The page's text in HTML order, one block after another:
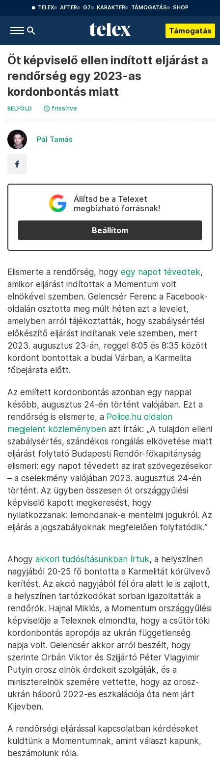
TELEX AFTER G7 KARAKTER TÁMOGATÁS SHOP
Támogatás
Öt képviselő ellen indított eljárást a
rendőrség egy 2023-as
kordonbontás miatt
BELFÖLD frissítve
Pál Tamás
Állítsd be a Telexet
megbízható forrásnak!
Beállítom
Elismerte a rendőrség, hogy egy napot tévedtek,
amikor eljárást indítottak a Momentum volt
elnökével szemben. Gelencsér Ferenc a Facebook-
oldalán osztotta meg múlt héten azt a levelet,
amelyben arról tájékoztatták, hogy szabálysértési
előkészítő eljárást indítanak vele szemben, mert
2023. augusztus 23-án, reggel 8:05 és 8:35 között
kordont bontottak a budai Várban, a Karmelita
főbejárata előtt.
Az említett kordonbontás azonban egy nappal
később, augusztus 24-én történt valójában. Ezt a
rendőrség is elismerte, a Police.hu oldalon
megjelent közleményben azt írták: „A tulajdon elleni
szabálysértés, szándékos rongálás elkövetése miatt
eljárást folytató Budapesti Rendőr-főkapitányság
elismeri: egy napot tévedett az irat szövegezésekor
– a cselekmény valójában 2023. augusztus 24-én
történt. Az ügyben összesen öt országgyűlési
képviselő kapott megkeresést, hogy
nyilatkozzanak: lemondanak-e mentelmi jogukról. Az
eljárás a jogszabályoknak megfelelően folytatódik.”
Ahogy akkori tudósításunkban írtuk, a helyszínen
nagyjából 20-25 fő bontotta a Karmelitát körülvevő
kerítést. Az akció nagyjából fél óra alatt le is zajlott,
a helyszínen tartózkodókat sorban igazoltatták a
rendőrök. Hajnal Miklós, a Momentum országgyűlési
képviselője a Telexnek elmondta, hogy a csütörtöki
kordonbontás apropója az ukrán függetlenség
napja volt. Gelencsér akkor arról beszélt, hogy
szerinte Orbán Viktor és Szijjártó Péter Vlagyimir
Putyin orosz elnök érdekeit szolgálják, és a
miniszterelnök szemére vettette, hogy az orosz-
ukrán háború 2022-es eszkalációja óta nem járt
Kijevben.
A rendőrségi eljárással kapcsolatban kérdéseket
küldtünk a Momentumnak, amint választ kapunk,
beszámolunk róla.